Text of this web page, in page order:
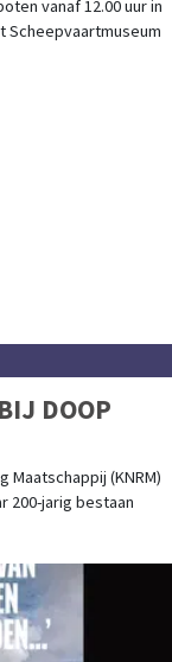
NAAR
vanaf 12.00 uur in
Scheepvaartmuseum
DOOP
Maatschappij (KNRM)
200-jarig bestaan